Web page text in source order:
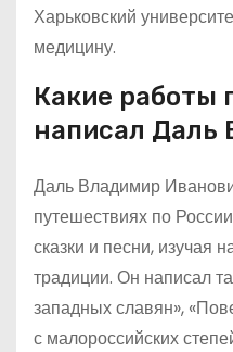
Харьковский
медицину.
Какие работы
написал Даль
Даль Владимир
путешествиях по
сказки и песни, изучая
традиции. Он написал
западных славян»,
с малороссийских